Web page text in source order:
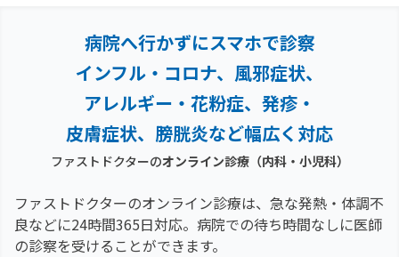
病院へ行かずにスマホで診察
インフル・コロナ、風邪症状、
アレルギー・花粉症、 発疹・
皮膚症状、膀胱炎など幅広く対応
ファストドクターのオンライン診療（内科・小児科）
ファストドクターのオンライン診療は、急な発熱・体調不
良などに24時間365日対応。 病院での待ち時間なしに医師
の診察を受けることができます。